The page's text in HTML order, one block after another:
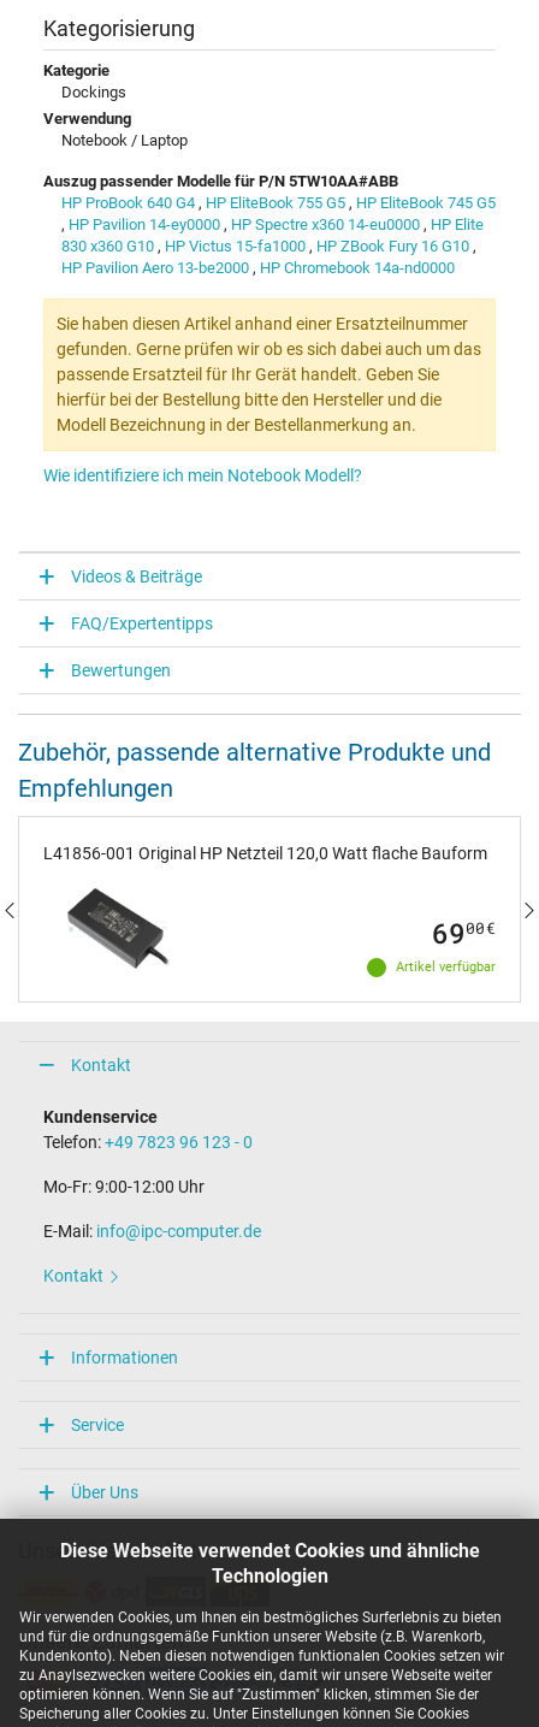
Diese Webseite verwendet Cookies und ähnliche
Technologien
Wir verwenden Cookies, um Ihnen ein bestmögliches Surferlebnis zu bieten
und für die ordnungsgemäße Funktion unserer Website (z.B. Warenkorb,
Kundenkonto). Neben diesen notwendigen funktionalen Cookies setzen wir
zu Anaylsezwecken weitere Cookies ein, damit wir unsere Webseite weiter
optimieren können. Wenn Sie auf "Zustimmen" klicken, stimmen Sie der
Speicherung aller Cookies zu. Unter Einstellungen können Sie Cookies
Kategorisierung
Kategorie
Dockings
Verwendung
Notebook / Laptop
Auszug passender Modelle für P/N 5TW10AA#ABB
HP ProBook 640 G4 , HP EliteBook 755 G5 , HP EliteBook 745 G5
, HP Pavilion 14-ey0000 , HP Spectre x360 14-eu0000 , HP Elite
830 x360 G10 , HP Victus 15-fa1000 , HP ZBook Fury 16 G10 ,
HP Pavilion Aero 13-be2000 , HP Chromebook 14a-nd0000
Sie haben diesen Artikel anhand einer Ersatzteilnummer
gefunden. Gerne prüfen wir ob es sich dabei auch um das
passende Ersatzteil für Ihr Gerät handelt. Geben Sie
hierfür bei der Bestellung bitte den Hersteller und die
Modell Bezeichnung in der Bestellanmerkung an.
Wie identifiziere ich mein Notebook Modell?
Videos & Beiträge
FAQ/Expertentipps
Bewertungen
Zubehör, passende alternative Produkte und
Empfehlungen
L41856-001 Original HP Netzteil 120,0 Watt flache Bauform
Artikel verfügbar
6900€
Kontakt
Kundenservice
Telefon:+49 7823 96 123 - 0
Mo-Fr: 9:00-12:00 Uhr
E-Mail: info@ipc-computer.de
Kontakt
Informationen
Service
Über Uns
Unsere Versandarten
Unsere Zahlarten